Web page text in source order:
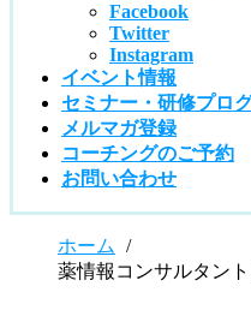
Facebook
Twitter
Instagram
イベント情報
セミナー・研修プロ
メルマガ登録
コーチングのご予約
お問い合わせ
ホーム
/
薬情報コンサルタント